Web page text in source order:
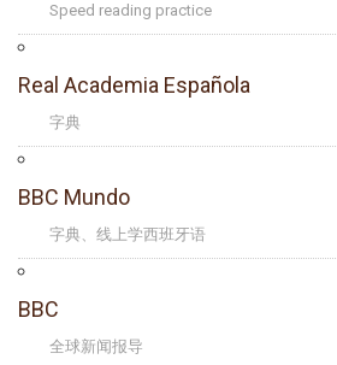
Speed reading practice
Real Academia Española
字典
BBC Mundo
字典、线上学西班牙语
BBC
全球新闻报导